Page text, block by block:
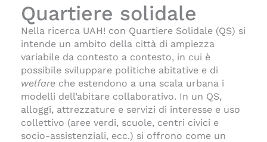
Quartiere solidale
Nella ricerca UAH! con Quartiere Solidale (QS) si
intende un ambito della città di ampiezza
variabile da contesto a contesto, in cui è
possibile sviluppare politiche abitative e di
welfare che estendono a una scala urbana i
modelli dell’abitare collaborativo. In un QS,
alloggi, attrezzature e servizi di interesse e uso
collettivo (aree verdi, scuole, centri civici e
socio-assistenziali, ecc.) si offrono come un